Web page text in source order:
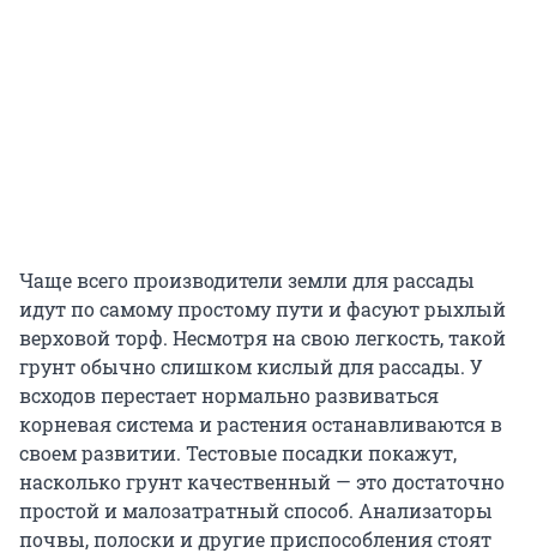
Чаще всего производители земли для рассады
идут по самому простому пути и фасуют рыхлый
верховой торф. Несмотря на свою легкость, такой
грунт обычно слишком кислый для рассады. У
всходов перестает нормально развиваться
корневая система и растения останавливаются в
своем развитии. Тестовые посадки покажут,
насколько грунт качественный — это достаточно
простой и малозатратный способ. Анализаторы
почвы, полоски и другие приспособления стоят